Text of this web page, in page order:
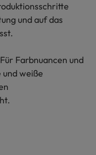
und auf das
Farbnuancen und
und weiße